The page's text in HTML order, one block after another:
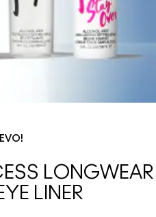
LONGWEAR
LINER​